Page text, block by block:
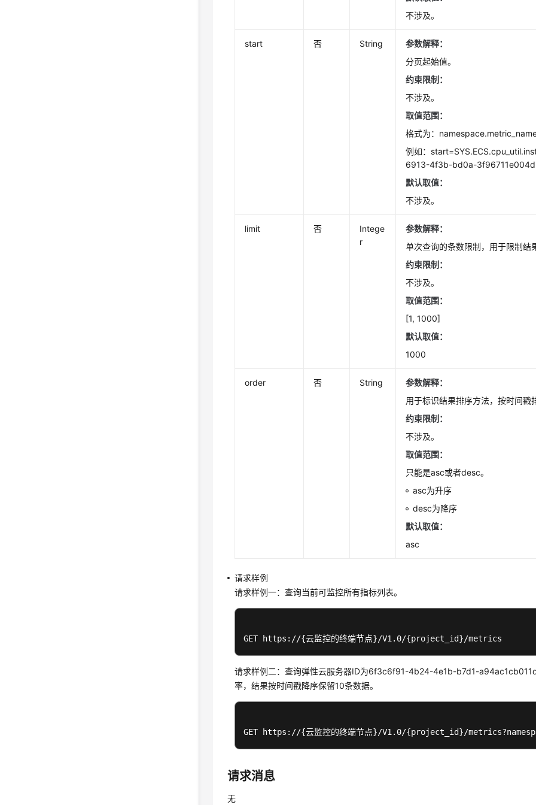
不涉及。
start 否 String
参数解释：
分页起始值。
约束限制：
不涉及。
取值范围：
格式为：
例如：
6913-4f3b-bd0a-3f96711e004d
默认取值：
不涉及。
limit 否
Intege
r
参数解释：
单次查询的条数限制，用于限制结
约束限制：
不涉及。
取值范围：
[1, 1000]
默认取值：
1000
order 否 String
参数解释：
用于标识结果排序方法，按时间戳
约束限制：
不涉及。
取值范围：
只能是asc或者desc。
asc为升序
desc为降序
默认取值：
asc
请求样例
请求样例一：查询当前可监控所有指标列表。
GET https://{云监控的终端节点}/V1.0/{project_id}/metrics
请求样例二：查询弹性云服务器ID为6f3c6f91-4b24-4e1b-b7d1-
率，结果按时间戳降序保留10条数据。
GET https://{云监控的终端节点}/V1.0/{project_id}/
请求消息
无